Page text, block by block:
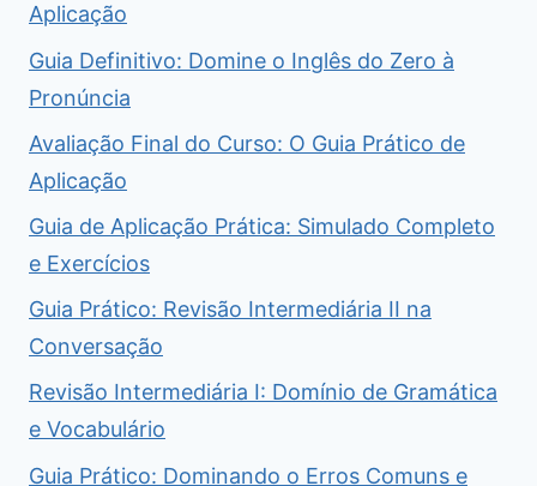
Aplicação
Guia Definitivo: Domine o Inglês do Zero à
Pronúncia
Avaliação Final do Curso: O Guia Prático de
Aplicação
Guia de Aplicação Prática: Simulado Completo
e Exercícios
Guia Prático: Revisão Intermediária II na
Conversação
Revisão Intermediária I: Domínio de Gramática
e Vocabulário
Guia Prático: Dominando o Erros Comuns e